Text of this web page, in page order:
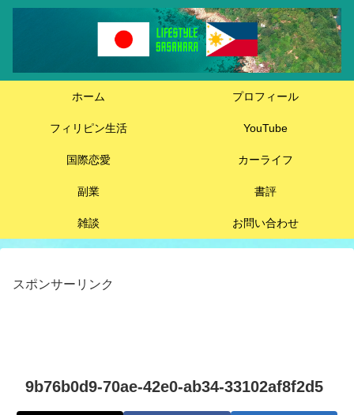
ホーム プロフィール
フィリピン生活 YouTube
国際恋愛 カーライフ
副業 書評
雑談 お問い合わせ
スポンサーリンク
9b76b0d9-70ae-42e0-ab34-33102af8f2d5